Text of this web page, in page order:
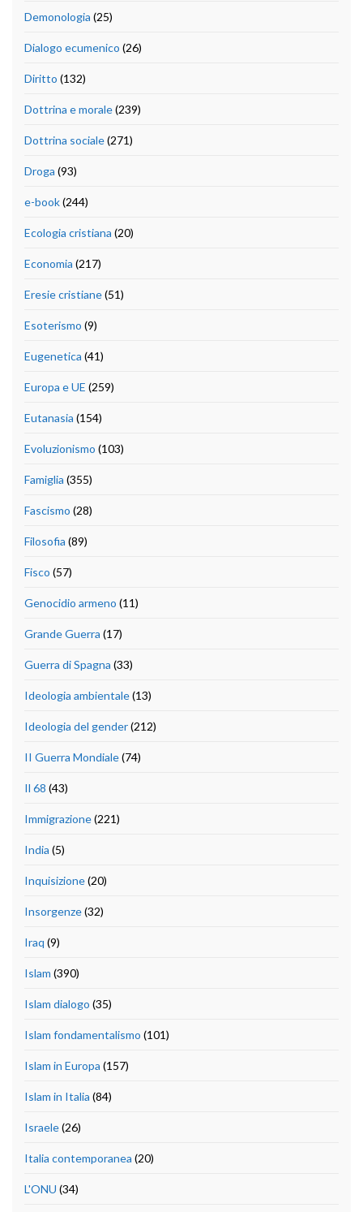
Demonologia (25)
Dialogo ecumenico (26)
Diritto (132)
Dottrina e morale(239)
Dottrina sociale(271)
Droga (93)
e-book(244)
Ecologia cristiana (20)
Economia (217)
Eresie cristiane(51)
Esoterismo (9)
Eugenetica (41)
Europa e UE (259)
Eutanasia (154)
Evoluzionismo (103)
Famiglia (355)
Fascismo (28)
Filosofia (89)
Fisco (57)
Genocidio armeno (11)
Grande Guerra (17)
Guerra di Spagna (33)
Ideologia ambientale(13)
Ideologia del gender(212)
II Guerra Mondiale(74)
Il 68 (43)
Immigrazione(221)
India (5)
Inquisizione(20)
Insorgenze(32)
Iraq (9)
Islam (390)
Islam dialogo (35)
Islam fondamentalismo (101)
Islam in Europa (157)
Islam in Italia (84)
Israele(26)
Italia contemporanea (20)
L'ONU (34)